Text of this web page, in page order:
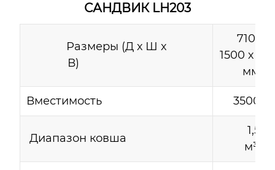
САНДВИК LH203
Размеры (Д х Ш х
В)
7100 х
1500 х
мм
Вместимость 3500 кг
Диапазон ковша
м³